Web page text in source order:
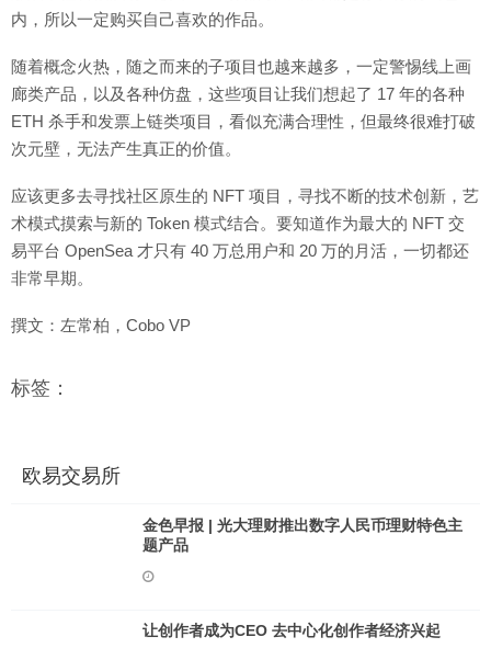
内，所以一定购买自己喜欢的作品。
随着概念火热，随之而来的子项目也越来越多，一定警惕线上画
廊类产品，以及各种仿盘，这些项目让我们想起了 17 年的各种
ETH 杀手和发票上链类项目，看似充满合理性，但最终很难打破
次元壁，无法产生真正的价值。
应该更多去寻找社区原生的 NFT 项目，寻找不断的技术创新，艺
术模式摸索与新的 Token 模式结合。要知道作为最大的 NFT 交
易平台 OpenSea 才只有 40 万总用户和 20 万的月活，一切都还
非常早期。
撰文：左常柏，Cobo VP
标签：
欧易交易所
金色早报 | 光大理财推出数字人民币理财特色主
题产品
让创作者成为CEO 去中心化创作者经济兴起